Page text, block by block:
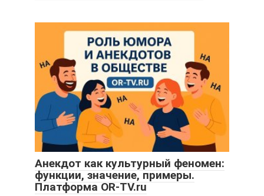
Анекдот как культурный феномен:
функции, значение, примеры.
Платформа OR-TV.ru